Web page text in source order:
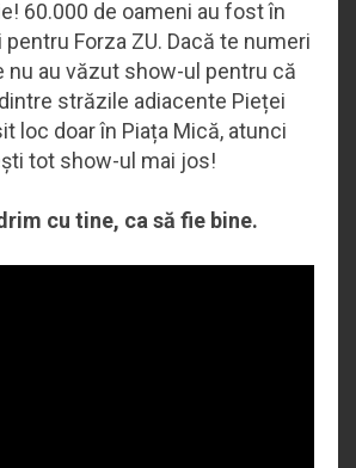
60.000 de oameni au fost în
Forza ZU. Dacă te numeri
nu au văzut show-ul pentru că
străzile adiacente Pieței
loc doar în Piața Mică, atunci
tot show-ul mai jos!
cu tine, ca să fie bine.